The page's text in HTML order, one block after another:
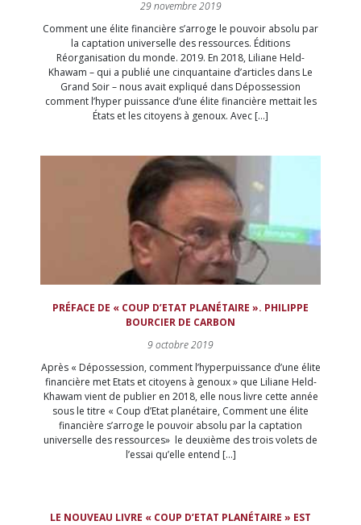
29 novembre 2019
Comment une élite financière s’arroge le pouvoir absolu par
la captation universelle des ressources. Éditions
Réorganisation du monde. 2019. En 2018, Liliane Held-
Khawam – qui a publié une cinquantaine d’articles dans Le
Grand Soir – nous avait expliqué dans Dépossession
comment l’hyper puissance d’une élite financière mettait les
États et les citoyens à genoux. Avec […]
PRÉFACE DE « COUP D’ETAT PLANÉTAIRE ». PHILIPPE
BOURCIER DE CARBON
9 octobre 2019
Après « Dépossession, comment l’hyperpuissance d’une élite
financière met Etats et citoyens à genoux » que Liliane Held-
Khawam vient de publier en 2018, elle nous livre cette année
sous le titre « Coup d’Etat planétaire, Comment une élite
financière s’arroge le pouvoir absolu par la captation
universelle des ressources» le deuxième des trois volets de
l’essai qu’elle entend […]
LE NOUVEAU LIVRE « COUP D’ETAT PLANÉTAIRE » EST